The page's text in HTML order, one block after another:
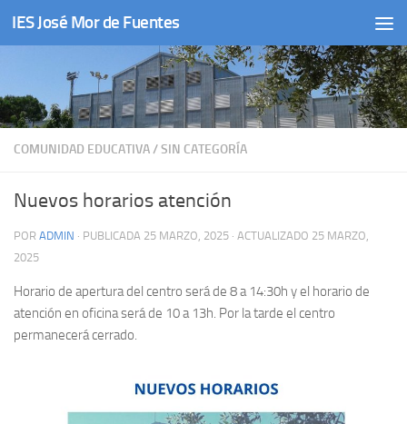
Saltar al contenido
IES José Mor de Fuentes
COMUNIDAD EDUCATIVA/SIN CATEGORÍA
Nuevos horarios atención
POR ADMIN · PUBLICADA 25 MARZO, 2025 · ACTUALIZADO 25 MARZO,
2025
Horario de apertura del centro será de 8 a 14:30h y el horario de
atención en oficina será de 10 a 13h. Por la tarde el centro
permanecerá cerrado.